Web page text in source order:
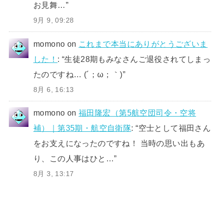
お見舞…”
9月 9, 09:28
momono on これまで本当にありがとうございま
した！ : “生徒28期もみなさんご退役されてしまっ
たのですね… (´；ω；｀)”
8月 6, 16:13
momono on福田隆宏（第5航空団司令・空将
補）｜第35期・航空自衛隊: “空士として福田さん
をお支えになったのですね！ 当時の思い出もあ
り、この人事はひと…”
8月 3, 13:17